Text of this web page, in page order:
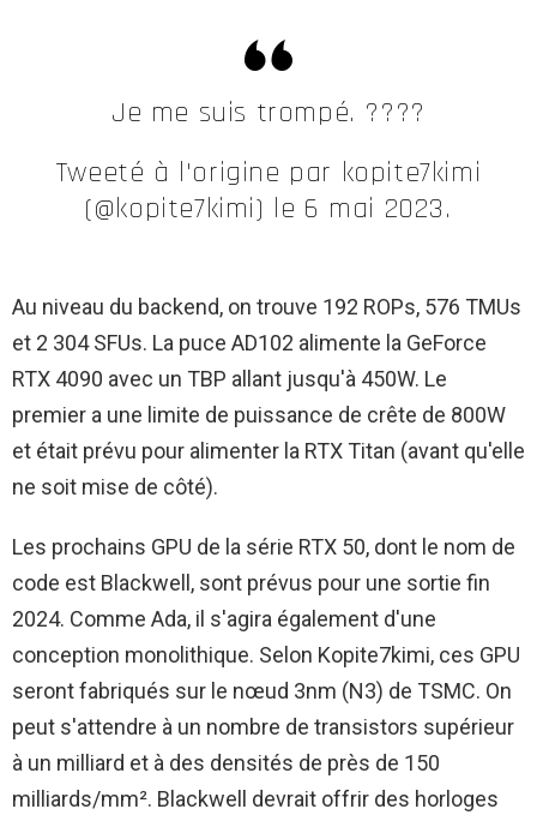
Je me suis trompé. ????
Tweeté à l'origine par kopite7kimi
(@kopite7kimi) le 6 mai 2023.
Au niveau du backend, on trouve 192 ROPs, 576 TMUs
et 2 304 SFUs. La puce AD102 alimente la GeForce
RTX 4090 avec un TBP allant jusqu'à 450W. Le
premier a une limite de puissance de crête de 800W
et était prévu pour alimenter la RTX Titan (avant qu'elle
ne soit mise de côté).
Les prochains GPU de la série RTX 50, dont le nom de
code est Blackwell, sont prévus pour une sortie fin
2024. Comme Ada, il s'agira également d'une
conception monolithique. Selon Kopite7kimi, ces GPU
seront fabriqués sur le nœud 3nm (N3) de TSMC. On
peut s'attendre à un nombre de transistors supérieur
à un milliard et à des densités de près de 150
milliards/mm². Blackwell devrait offrir des horloges